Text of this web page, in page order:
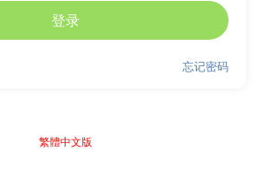
登录
忘记密码
繁體中文版